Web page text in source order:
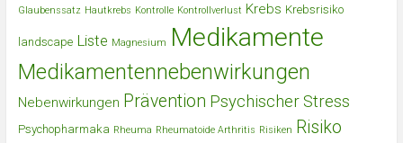
Glaubenssatz Hautkrebs Kontrolle Kontrollverlust Krebs Krebsrisiko
landscape Liste Magnesium Medikamente
Medikamentennebenwirkungen
Nebenwirkungen Prävention Psychischer Stress
Psychopharmaka Rheuma Rheumatoide Arthritis Risiken Risiko